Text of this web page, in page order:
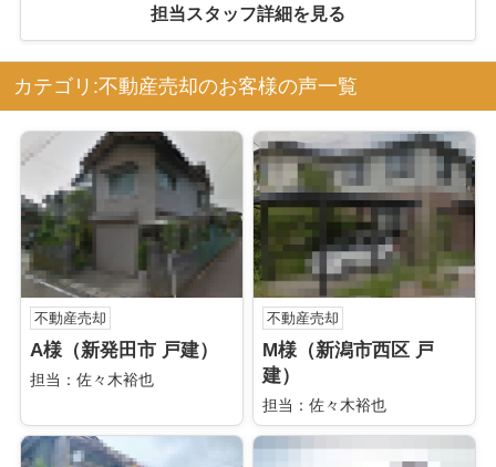
担当スタッフ詳細を見る
カテゴリ:不動産売却のお客様の声一覧
不動産売却
A様（新発田市 戸建）
担当：佐々木裕也
不動産売却
M様（新潟市西区 戸
建）
担当：佐々木裕也